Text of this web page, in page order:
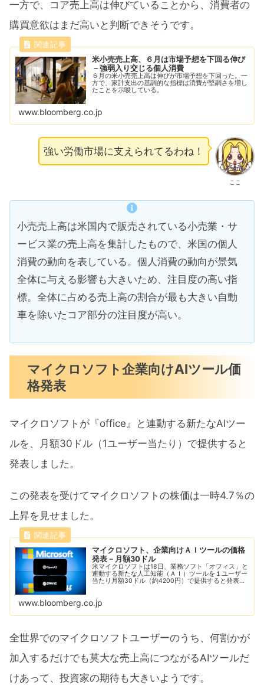
一方で、コア売上高は伸びていることから、消費者の
購買意欲はまだ高いと判断できそうです。
米小売売上高、６月は市場予想を下回る伸び
－強弱入り交じる個人消費
６月の米小売売上高は伸びが市場予想を下回った。一
方で、家計支出の基調的な指標は消費が堅調さを増し
たことを示唆している。
www.bloomberg.co.jp
ここ
強い労働市場に支えられてるわね！
小売売上高は米国内で販売されている小売業・サ
ービス業の売上高を集計したもので、米国の個人
消費の動向を表している。個人消費の動向が景気
全体に与える影響も大きいため、注目度の高い指
標。全体に占める売上高の割合が最も大きい自動
車を除いたコア部分の注目度が高い。
マイクロソフト企業向けAIツール価
格発表
マイクロソフトが『office』と連動する新たなAIツー
ルを、月額30ドル（1ユーザー当たり）で提供すると
発表しました。
この発表を受けてマイクロソフトの株価は一時4.7％の
上昇を見せました。
マイクロソフト、企業向けＡＩツールの価格
発表－月額30ドル
米マイクロソフトは18日、業務ソフト「オフィス」と
連動する新たな人工知能（ＡＩ）ツールを１ユーザー
当たり月額30ドル（約4200円）で提供すると発表し
www.bloomberg.co.jp
全世界でのマイクロソフトユーザーのうち、何割かが
加入するだけでも莫大な売上高につながるAIツールだ
けあって、投資家の期待も大きいようです。